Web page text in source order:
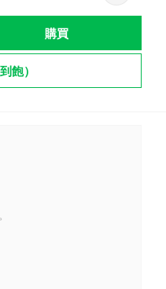
購買
飽）